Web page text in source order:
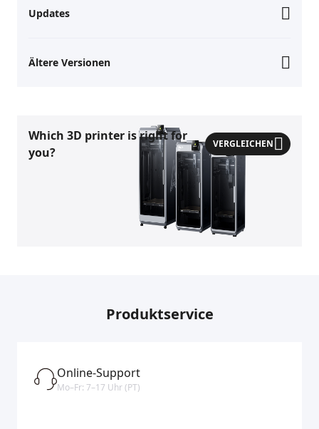
Updates
Ältere Versionen
Which 3D printer is right for
you?
VERGLEICHEN
Produktservice
Online-Support
Mo–Fr: 7–17 Uhr (PT)